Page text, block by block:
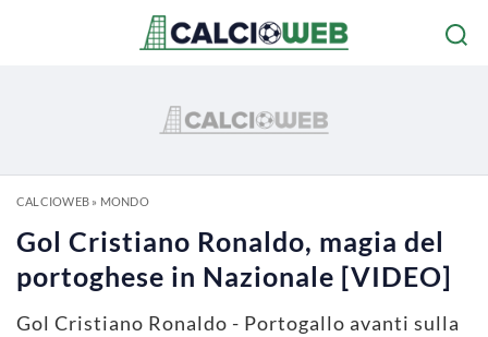
CALCIOWEB» MONDO
Gol Cristiano Ronaldo, magia del
portoghese in Nazionale [VIDEO]
Gol Cristiano Ronaldo - Portogallo avanti sulla